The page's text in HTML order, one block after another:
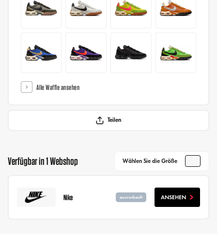
Alle Waffle ansehen
Teilen
Verfügbar in 1 Webshop Wählen Sie die Größe
Nike ausverkauft ANSEHEN